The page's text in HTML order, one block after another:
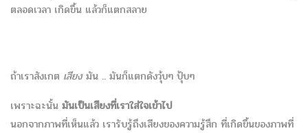
ตลอดเวลา เกิดขึ้น แล้วก็แตกสลาย
ถ้าเราสังเกต เสียงมัน .. มันก็แตกดังวุ้บๆ ปุ้บๆ
เพราะฉะนั้น มันเป็นเสียงที่เราใส่ใจเข้าไป
นอกจากภาพที่เห็นแล้ว เรารับรู้ถึงเสียงของความรู้สึก ที่เกิดขึ้นของภาพที่